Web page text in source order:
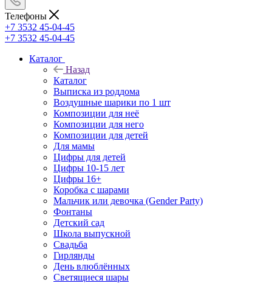
Телефоны
+7 3532 45-04-45
+7 3532 45-04-45
Каталог
Назад
Каталог
Выписка из роддома
Воздушные шарики по 1 шт
Композиции для неё
Композиции для него
Композиции для детей
Для мамы
Цифры для детей
Цифры 10-15 лет
Цифры 16+
Коробка с шарами
Мальчик или девочка (Gender Party)
Фонтаны
Детский сад
Школа выпускной
Свадьба
Гирлянды
День влюблённых
Светящиеся шары